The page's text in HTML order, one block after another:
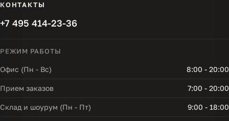
КОНТАКТЫ
+7 495 414-23-36
РЕЖИМ РАБОТЫ
Офис (Пн - Вс) 8:00 - 20:00
Прием заказов 7:00 - 20:00
Склад и шоурум (Пн - Пт) 9:00 - 18:00